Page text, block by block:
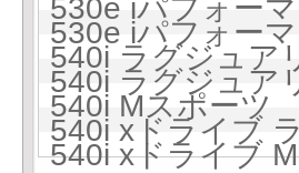
530e iパフォー
530e iパフォー
540i ラグジュ
540i ラグジュ
540i Mスポー
540i xドライブ
540i xドライブ